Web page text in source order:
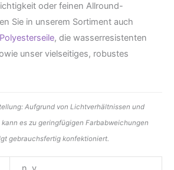
oder feinen Allround-
Sie in unserem Sortiment auch
Polyesterseile, die wasserresistenten
unser vielseitiges, robustes
Aufgrund von Lichtverhältnissen und
es zu geringfügigen Farbabweichungen
gebrauchsfertig konfektioniert.